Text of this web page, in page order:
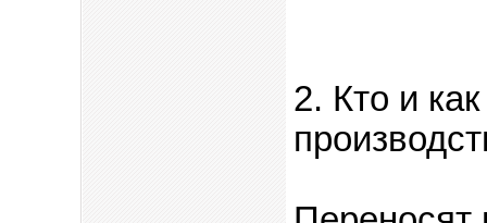
2. Кто и